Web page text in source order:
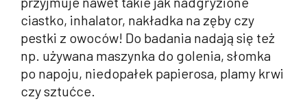
ciastko, inhalator, nakładka na zęby czy
pestki z owoców! Do badania nadają się też
np. używana maszynka do golenia, słomka
po napoju, niedopałek papierosa, plamy krwi
czy sztućce.